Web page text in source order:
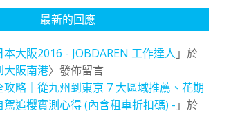
最新的回應
大阪2016 - JOBDAREN 工作達人 」於
大阪南港〉發佈留言
攻略｜從九州到東京 7 大區域推薦、花期
追櫻實測心得 (內含租車折扣碼) - 」於